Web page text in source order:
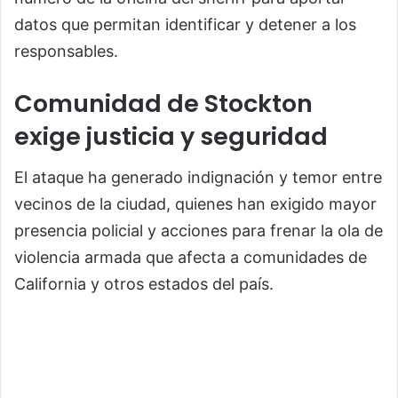
datos que permitan identificar y detener a los
responsables.
Comunidad de Stockton
exige justicia y seguridad
El ataque ha generado indignación y temor entre
vecinos de la ciudad, quienes han exigido mayor
presencia policial y acciones para frenar la ola de
violencia armada que afecta a comunidades de
California y otros estados del país.